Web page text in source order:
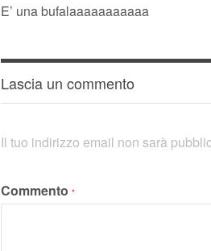
E’ una bufalaaaaaaaaaaa
Lascia un commento
Il tuo indirizzo email non sarà
Commento*